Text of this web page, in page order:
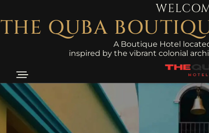
THE QUBA
A Boutique Hotel
inspired by the vibrant colonial